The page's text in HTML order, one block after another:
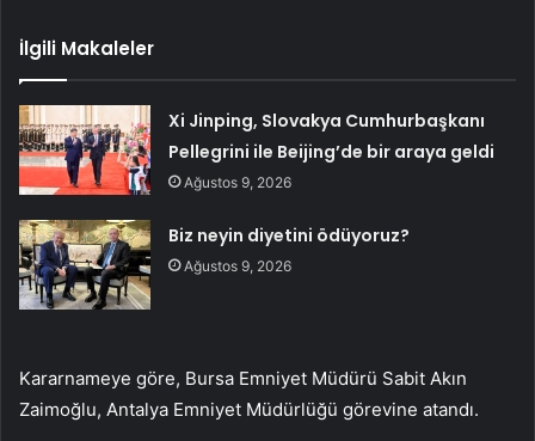
İlgili Makaleler
Xi Jinping, Slovakya Cumhurbaşkanı
Pellegrini ile Beijing’de bir araya geldi
Ağustos 9, 2026
Biz neyin diyetini ödüyoruz?
Ağustos 9, 2026
Kararnameye göre, Bursa Emniyet Müdürü Sabit Akın
Zaimoğlu, Antalya Emniyet Müdürlüğü görevine atandı.